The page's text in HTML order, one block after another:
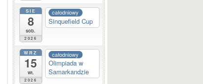
SIE
8
sob.
2026
całodniowy
Sinquefield Cup
WRZ
15
wt.
2026
całodniowy
Olimpiada w
Samarkandzie